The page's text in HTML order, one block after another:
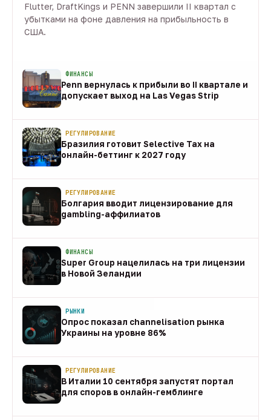
Flutter, DraftKings и PENN завершили II квартал с
убытками на фоне давления на прибыльность в
США.
ФИНАНСЫ
Penn вернулась к прибыли во II квартале и
допускает выход на Las Vegas Strip
РЕГУЛИРОВАНИЕ
Бразилия готовит Selective Tax на
онлайн-беттинг к 2027 году
РЕГУЛИРОВАНИЕ
Болгария вводит лицензирование для
gambling-аффилиатов
ФИНАНСЫ
Super Group нацелилась на три лицензии
в Новой Зеландии
РЫНКИ
Опрос показал channelisation рынка
Украины на уровне 86%
РЕГУЛИРОВАНИЕ
В Италии 10 сентября запустят портал
для споров в онлайн-гемблинге